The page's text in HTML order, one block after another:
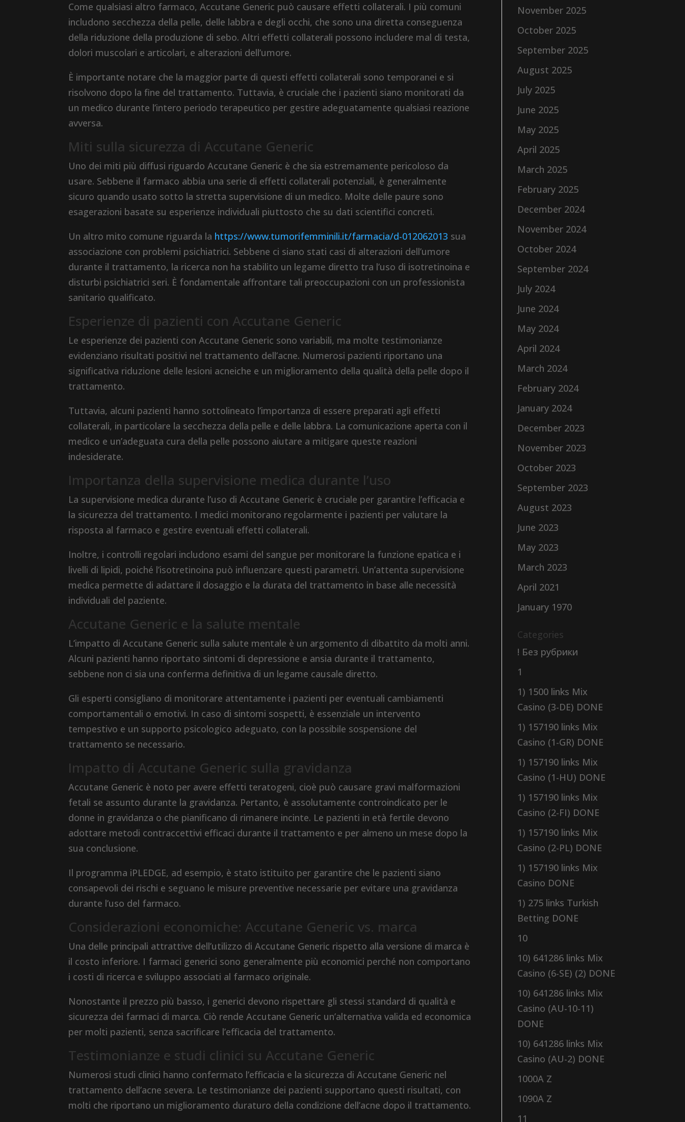
Come qualsiasi altro farmaco, Accutane Generic può causare effetti collaterali. I più comuni
includono secchezza della pelle, delle labbra e degli occhi, che sono una diretta conseguenza
della riduzione della produzione di sebo. Altri effetti collaterali possono includere mal di testa,
dolori muscolari e articolari, e alterazioni dell’umore.
È importante notare che la maggior parte di questi effetti collaterali sono temporanei e si
risolvono dopo la fine del trattamento. Tuttavia, è cruciale che i pazienti siano monitorati da
un medico durante l’intero periodo terapeutico per gestire adeguatamente qualsiasi reazione
avversa.
Miti sulla sicurezza di Accutane Generic
Uno dei miti più diffusi riguardo Accutane Generic è che sia estremamente pericoloso da
usare. Sebbene il farmaco abbia una serie di effetti collaterali potenziali, è generalmente
sicuro quando usato sotto la stretta supervisione di un medico. Molte delle paure sono
esagerazioni basate su esperienze individuali piuttosto che su dati scientifici concreti.
Un altro mito comune riguarda la https://www.tumorifemminili.it/farmacia/d-012062013 sua
associazione con problemi psichiatrici. Sebbene ci siano stati casi di alterazioni dell’umore
durante il trattamento, la ricerca non ha stabilito un legame diretto tra l’uso di isotretinoina e
disturbi psichiatrici seri. È fondamentale affrontare tali preoccupazioni con un professionista
sanitario qualificato.
Esperienze di pazienti con Accutane Generic
Le esperienze dei pazienti con Accutane Generic sono variabili, ma molte testimonianze
evidenziano risultati positivi nel trattamento dell’acne. Numerosi pazienti riportano una
significativa riduzione delle lesioni acneiche e un miglioramento della qualità della pelle dopo il
trattamento.
Tuttavia, alcuni pazienti hanno sottolineato l’importanza di essere preparati agli effetti
collaterali, in particolare la secchezza della pelle e delle labbra. La comunicazione aperta con il
medico e un’adeguata cura della pelle possono aiutare a mitigare queste reazioni
indesiderate.
Importanza della supervisione medica durante l’uso
La supervisione medica durante l’uso di Accutane Generic è cruciale per garantire l’efficacia e
la sicurezza del trattamento. I medici monitorano regolarmente i pazienti per valutare la
risposta al farmaco e gestire eventuali effetti collaterali.
Inoltre, i controlli regolari includono esami del sangue per monitorare la funzione epatica e i
livelli di lipidi, poiché l’isotretinoina può influenzare questi parametri. Un’attenta supervisione
medica permette di adattare il dosaggio e la durata del trattamento in base alle necessità
individuali del paziente.
Accutane Generic e la salute mentale
L’impatto di Accutane Generic sulla salute mentale è un argomento di dibattito da molti anni.
Alcuni pazienti hanno riportato sintomi di depressione e ansia durante il trattamento,
sebbene non ci sia una conferma definitiva di un legame causale diretto.
Gli esperti consigliano di monitorare attentamente i pazienti per eventuali cambiamenti
comportamentali o emotivi. In caso di sintomi sospetti, è essenziale un intervento
tempestivo e un supporto psicologico adeguato, con la possibile sospensione del
trattamento se necessario.
Impatto di Accutane Generic sulla gravidanza
Accutane Generic è noto per avere effetti teratogeni, cioè può causare gravi malformazioni
fetali se assunto durante la gravidanza. Pertanto, è assolutamente controindicato per le
donne in gravidanza o che pianificano di rimanere incinte. Le pazienti in età fertile devono
adottare metodi contraccettivi efficaci durante il trattamento e per almeno un mese dopo la
sua conclusione.
Il programma iPLEDGE, ad esempio, è stato istituito per garantire che le pazienti siano
consapevoli dei rischi e seguano le misure preventive necessarie per evitare una gravidanza
durante l’uso del farmaco.
Considerazioni economiche: Accutane Generic vs. marca
Una delle principali attrattive dell’utilizzo di Accutane Generic rispetto alla versione di marca è
il costo inferiore. I farmaci generici sono generalmente più economici perché non comportano
i costi di ricerca e sviluppo associati al farmaco originale.
Nonostante il prezzo più basso, i generici devono rispettare gli stessi standard di qualità e
sicurezza dei farmaci di marca. Ciò rende Accutane Generic un’alternativa valida ed economica
per molti pazienti, senza sacrificare l’efficacia del trattamento.
Testimonianze e studi clinici su Accutane Generic
Numerosi studi clinici hanno confermato l’efficacia e la sicurezza di Accutane Generic nel
trattamento dell’acne severa. Le testimonianze dei pazienti supportano questi risultati, con
molti che riportano un miglioramento duraturo della condizione dell’acne dopo il trattamento.
November 2025
October 2025
September 2025
August 2025
July 2025
June 2025
May 2025
April 2025
March 2025
February 2025
December 2024
November 2024
October 2024
September 2024
July 2024
June 2024
May 2024
April 2024
March 2024
February 2024
January 2024
December 2023
November 2023
October 2023
September 2023
August 2023
June 2023
May 2023
March 2023
April 2021
January 1970
Categories
! Без рубрики
1
1) 1500 links Mix
Casino (3-DE) DONE
1) 157190 links Mix
Casino (1-GR) DONE
1) 157190 links Mix
Casino (1-HU) DONE
1) 157190 links Mix
Casino (2-FI) DONE
1) 157190 links Mix
Casino (2-PL) DONE
1) 157190 links Mix
Casino DONE
1) 275 links Turkish
Betting DONE
10
10) 641286 links Mix
Casino (6-SE) (2) DONE
10) 641286 links Mix
Casino (AU-10-11)
DONE
10) 641286 links Mix
Casino (AU-2) DONE
1000A Z
1090A Z
11